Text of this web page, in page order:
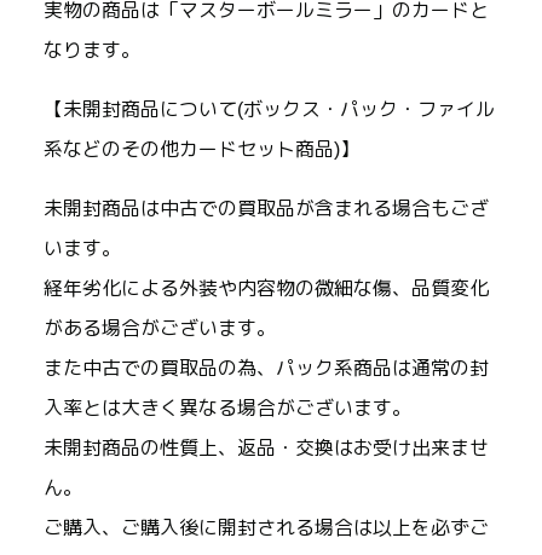
実物の商品は「マスターボールミラー」のカードと
なります。
【未開封商品について(ボックス・パック・ファイル
系などのその他カードセット商品)】
未開封商品は中古での買取品が含まれる場合もござ
います。
経年劣化による外装や内容物の微細な傷、品質変化
がある場合がございます。
また中古での買取品の為、パック系商品は通常の封
入率とは大きく異なる場合がございます。
未開封商品の性質上、返品・交換はお受け出来ませ
ん。
ご購入、ご購入後に開封される場合は以上を必ずご